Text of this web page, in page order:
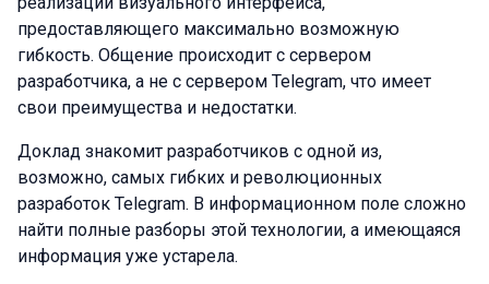
предоставляющего максимально возможную
гибкость. Общение происходит с сервером
разработчика, а не с сервером Telegram, что имеет
свои преимущества и недостатки.
Доклад знакомит разработчиков с одной из,
возможно, самых гибких и революционных
разработок Telegram. В информационном поле сложно
найти полные разборы этой технологии, а имеющаяся
информация уже устарела.